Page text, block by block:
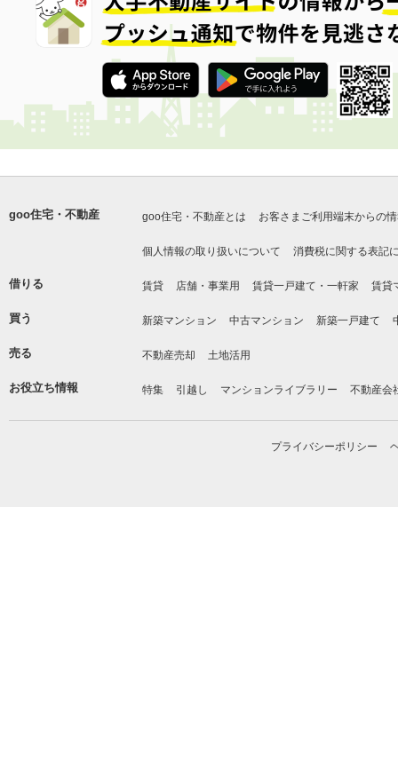
goo住宅・不動産 goo住宅・不動産とは お客さまご利用端末からの
個人情報の取り扱いについて 消費税に関する表記
借りる 賃貸 店舗・事業用 賃貸一戸建て・一軒家 賃貸
買う 新築マンション 中古マンション 新築一戸建て
売る 不動産売却 土地活用
お役立ち情報 特集 引越し マンションライブラリー 不動産会
プライバシーポリシー